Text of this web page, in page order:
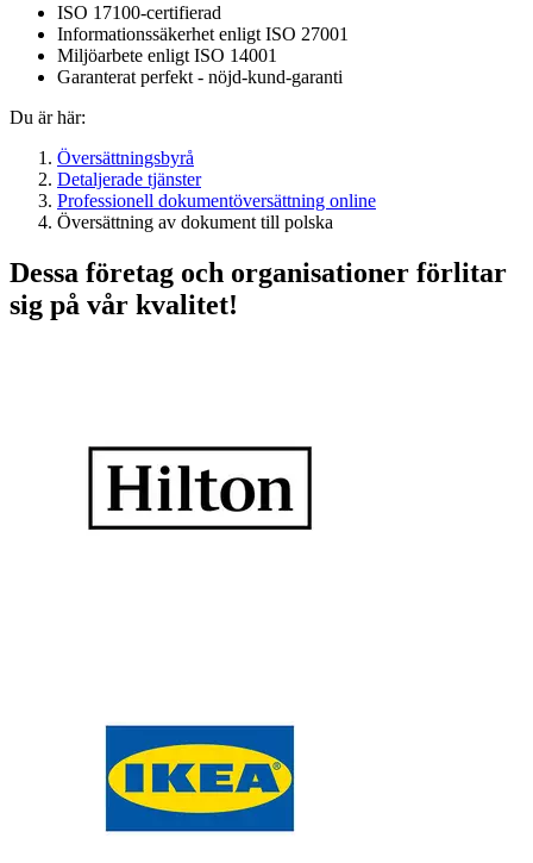
ISO 17100-certifierad
Informationssäkerhet enligt ISO 27001
Miljöarbete enligt ISO 14001
Garanterat perfekt - nöjd-kund-garanti
Du är här:
Översättningsbyrå
Detaljerade tjänster
Professionell dokumentöversättning online
Översättning av dokument till polska
Dessa företag och organisationer förlitar
sig på vår kvalitet!